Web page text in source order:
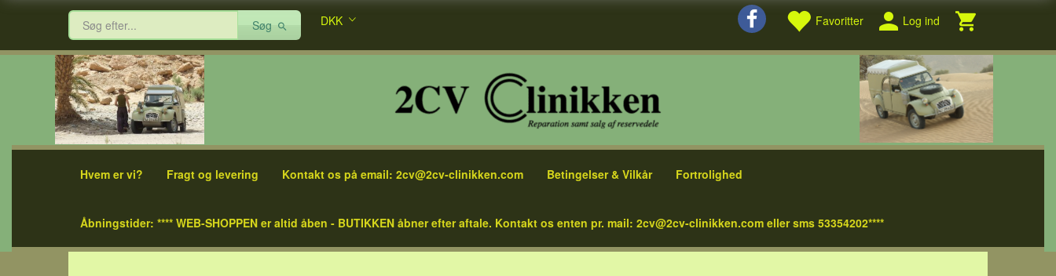
Favoritter Log ind
Søg DKK
Hvem er vi? Fragt og levering Kontakt os på email: 2cv@2cv-clinikken.com Betingelser & Vilkår Fortrolighed
Åbningstider: **** WEB-SHOPPEN er altid åben - BUTIKKEN åbner efter aftale. Kontakt os enten pr. mail: 2cv@2cv-clinikken.com eller sms 53354202****